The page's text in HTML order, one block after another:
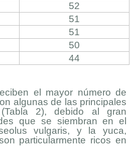
52
51
51
50
44
el mayor número de
algunas de las principales
2), debido al gran
que se siembran en el
vulgaris, y la yuca,
particularmente ricos en